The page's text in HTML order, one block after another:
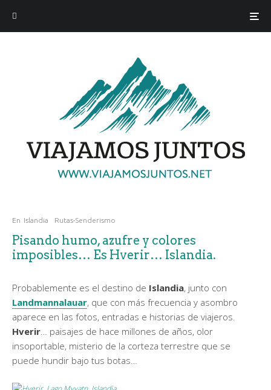
En Islandia Rutas-Senderismo
Pisando humo, azufre y colores
imposibles… Es Hverir… Islandia.
Probablemente es el destino de Islandia, junto con
Landmannalauar, que con más frecuencia y asombro
aparece en las fotos, entradas e historias de viajeros.
Hverir… paisajes de hace millones de años, olor
insoportable, misterio de la corteza terrestre que se
puede hundir bajo tus botas…